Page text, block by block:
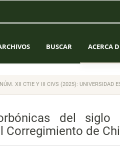
BUSCAR ACERCA
EQUIPO
XII CTIE Y III CIVS (2025): UNIVERSIDAD
del
Corregimiento de